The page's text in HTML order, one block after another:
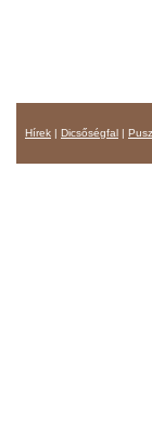
Hírek | Dicsőségfal |